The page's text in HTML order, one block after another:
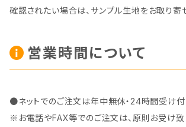
確認されたい場合は、サンプル生地をお取り寄
営業時間について
●ネットでのご注文は年中無休・24時間受け付
※お電話やFAX等でのご注文は、原則お受け致